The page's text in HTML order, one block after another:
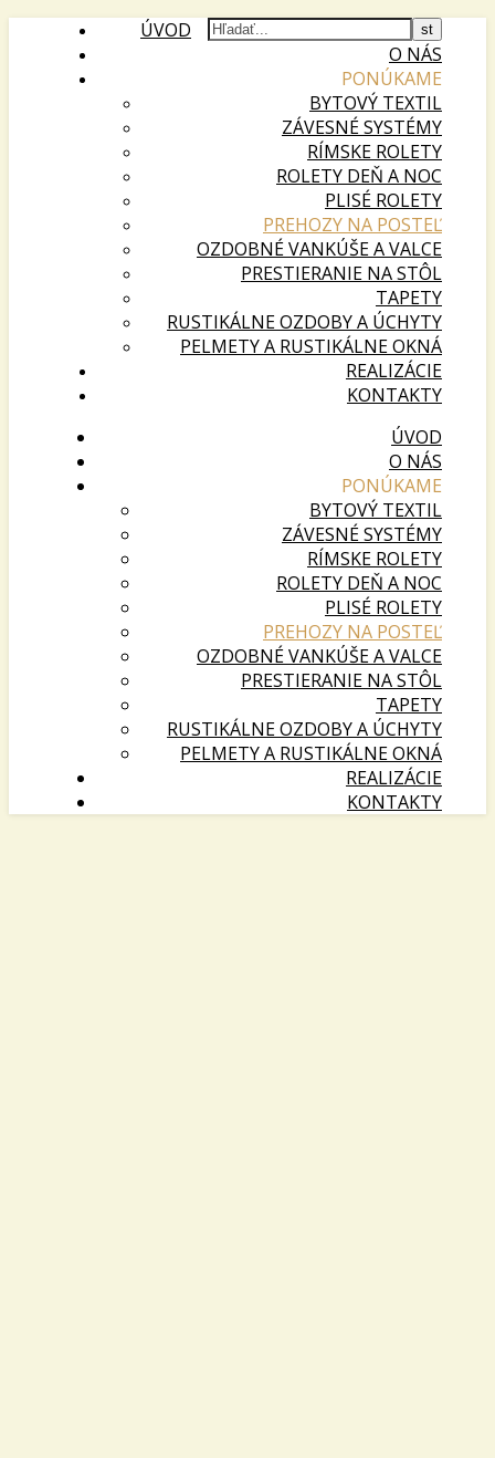
ÚVOD
O NÁS
PONÚKAME
BYTOVÝ TEXTIL
ZÁVESNÉ SYSTÉMY
RÍMSKE ROLETY
ROLETY DEŇ A NOC
PLISÉ ROLETY
PREHOZY NA POSTEĽ
OZDOBNÉ VANKÚŠE A VALCE
PRESTIERANIE NA STÔL
TAPETY
RUSTIKÁLNE OZDOBY A ÚCHYTY
PELMETY A RUSTIKÁLNE OKNÁ
REALIZÁCIE
KONTAKTY
ÚVOD
O NÁS
PONÚKAME
BYTOVÝ TEXTIL
ZÁVESNÉ SYSTÉMY
RÍMSKE ROLETY
ROLETY DEŇ A NOC
PLISÉ ROLETY
PREHOZY NA POSTEĽ
OZDOBNÉ VANKÚŠE A VALCE
PRESTIERANIE NA STÔL
TAPETY
RUSTIKÁLNE OZDOBY A ÚCHYTY
PELMETY A RUSTIKÁLNE OKNÁ
REALIZÁCIE
KONTAKTY